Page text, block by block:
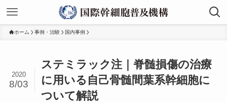
ホーム 事例・治験 国内事例
ステミラック注｜脊髄損傷の治療
に用いる自己骨髄間葉系幹細胞に
ついて解説
2020
8/03